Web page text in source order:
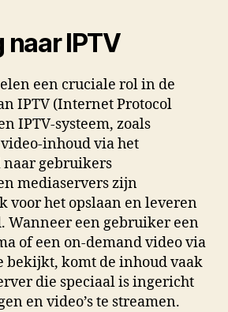
naar IPTV
een cruciale rol in de
IPTV (Internet Protocol
IPTV-systeem, zoals
inhoud via het
gebruikers
mediaservers zijn
voor het opslaan en leveren
Wanneer een gebruiker een
of een on-demand video via
bekijkt, komt de inhoud vaak
die speciaal is ingericht
en video’s te streamen.